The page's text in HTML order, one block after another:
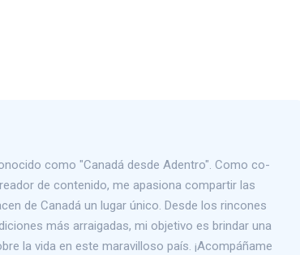
como "Canadá desde Adentro". Como co-
de contenido, me apasiona compartir las
de Canadá un lugar único. Desde los rincones
más arraigadas, mi objetivo es brindar una
la vida en este maravilloso país. ¡Acompáñame